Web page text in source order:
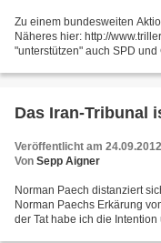
Zu einem bundesweiten
Näheres hier: http://
"unterstützen" auch SPD
Das Iran-Tribunal
Veröffentlicht am
Von Sepp Aigner
Norman Paech distanziert
Norman Paechs Erkärung
der Tat habe ich die